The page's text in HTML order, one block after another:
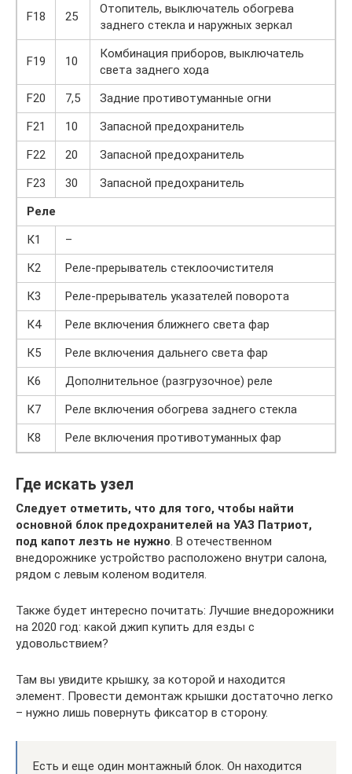
F18 25
Отопитель, выключатель обогрева
заднего стекла и наружных зеркал
F19 10
Комбинация приборов, выключатель
света заднего хода
F20
7,5
Задние противотуманные огни
F21
10
Запасной предохранитель
F22
20
Запасной предохранитель
F23
30
Запасной предохранитель
Реле
К1
–
К2
Реле-прерыватель стеклоочистителя
К3
Реле-прерыватель указателей поворота
К4
Реле включения ближнего света фар
К5
Реле включения дальнего света фар
К6
Дополнительное (разгрузочное) реле
К7
Реле включения обогрева заднего стекла
К8
Реле включения противотуманных фар
Где искать узел
Следует отметить, что для того, чтобы найти
основной блок предохранителей на УАЗ Патриот,
под капот лезть не нужно. В отечественном
внедорожнике устройство расположено внутри салона,
рядом с левым коленом водителя.
Также будет интересно почитать: Лучшие внедорожники
на 2020 год: какой джип купить для езды с
удовольствием?
Там вы увидите крышку, за которой и находится
элемент. Провести демонтаж крышки достаточно легко
– нужно лишь повернуть фиксатор в сторону.
Есть и еще один монтажный блок. Он находится